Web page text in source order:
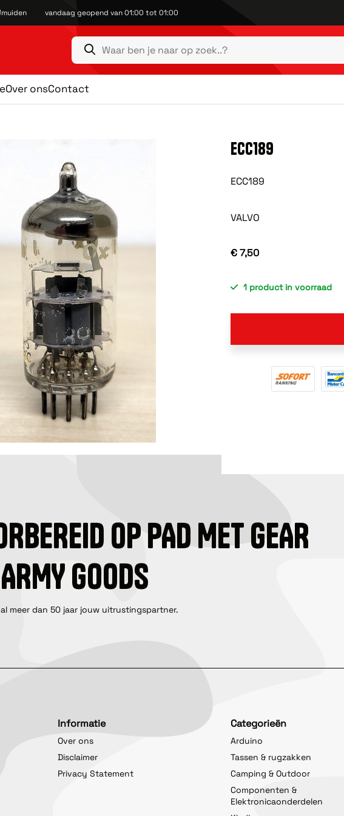
vandaag geopend van 01:00 tot 01:00
Over onsContact
ECC189
ECC189
VALVO
€ 7,50
1 product in voorraad
OP PAD MET GEAR
GOODS
meer dan 50 jaar jouw uitrustingspartner.
Informatie
Over ons
Disclaimer
Privacy Statement
Categorieën
Arduino
Tassen & rugzakken
Camping & Outdoor
Componenten &
Elektronicaonderdelen